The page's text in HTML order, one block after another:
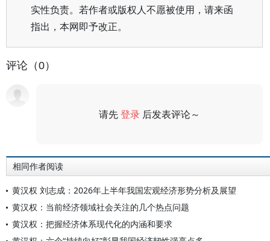
实性负责。若作者或版权人不愿被使用，请来函
指出，本网即予改正。
评论（0）
请先登录 后发表评论～
相同作者阅读
黄汉权 刘志成：2026年上半年我国宏观经济形势分析及展望
黄汉权：当前经济领域社会关注的几个热点问题
黄汉权：把握经济体系现代化的内涵和要求